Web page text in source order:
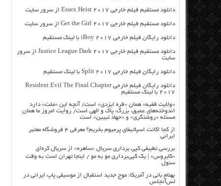
دانلود مستقیم فیلم خارجی Essex Heist 2017 از سرور سایت
دانلود مستقیم فیلم خارجی Get the Girl 2017 از سرور سایت
دانلود رایگان فیلم خارجی iBoy 2017 با لینک مستقیم
دانلود مستقیم فیلم خارجی Justice League Dark 2017 از سرور
سایت
دانلود رایگان فیلم خارجی Split 2017 با لینک مستقیم
دانلود رایگان فیلم خارجی Resident Evil The Final Chapter
2017 با لینک مستقیم
«ولایت فقیه» همان «فره ایزدی» است/ آنچه این «ملت» دارد
اندوخته‌های عمیق، بزرگ، پاک و الهی است/ روایت امروز ما همان
مسئله «روشنگری» و «جهاد تبیین» است
از کجا اکانت اسپاتیفای پرمیوم بخریم؟ معرفی ۴ فروشگاه معتبر
ایرانی
بررسی تطبیقی کپی برداری سریال «ساهره» از سریال کره‌ای
«کایروس» | یک کپی‌برداری مو به مو / اینجا تهران است به وقت
سئول
بهنام بانی در آمریکا: موج جدید استقبال از موسیقی پاپ ایرانی در
لس‌آنجلس